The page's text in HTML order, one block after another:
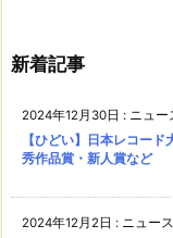
新着記事
2024年12月30日 : ニュー
【ひどい】日本レコー
秀作品賞・新人賞など
2024年12月2日 : ニュー